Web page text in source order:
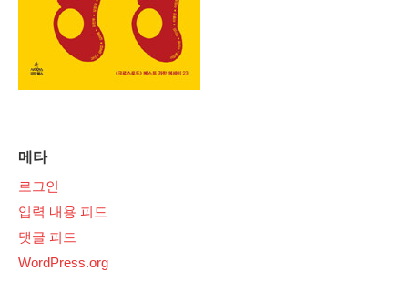
메타
로그인
입력 내용 피드
댓글 피드
WordPress.org